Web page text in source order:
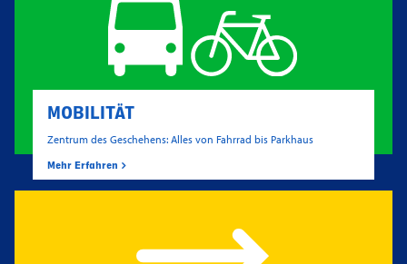
MOBILITÄT
Zentrum des Geschehens: Alles von Fahrrad bis Parkhaus
Mehr Erfahren